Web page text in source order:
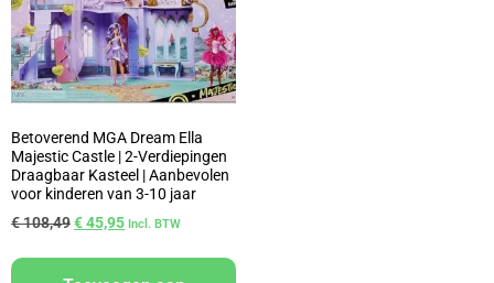
Betoverend MGA Dream Ella
Majestic Castle | 2-Verdiepingen
Draagbaar Kasteel | Aanbevolen
voor kinderen van 3-10 jaar
€108,49€45,95 Incl. BTW